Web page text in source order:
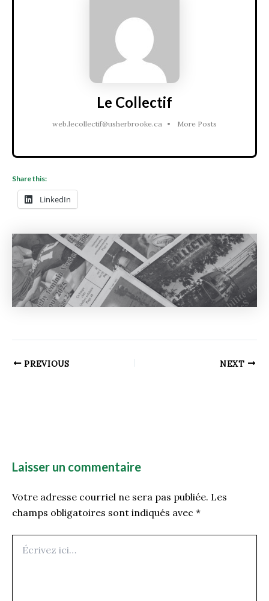
Le Collectif
web.lecollectif@usherbrooke.ca • More Posts
Share this:
LinkedIn
PREVIOUS NEXT
Laisser un commentaire
Votre adresse courriel ne sera pas publiée. Les
champs obligatoires sont indiqués avec *
ici…